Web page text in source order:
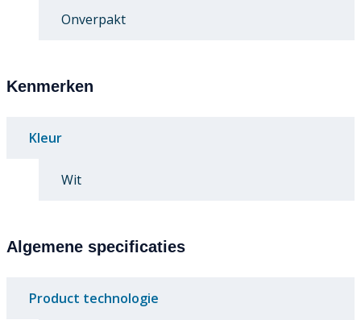
Onverpakt
Kenmerken
Kleur
Wit
Algemene specificaties
Product technologie